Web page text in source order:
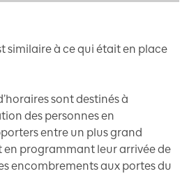
similaire à ce qui était en place
sont destinés à
des personnes en
entre un plus grand
en programmant leur arrivée de
encombrements aux portes du